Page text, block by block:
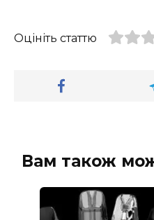
Оцініть статтю
Вам також